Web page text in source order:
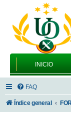
INICIO
FAQ
Índice general